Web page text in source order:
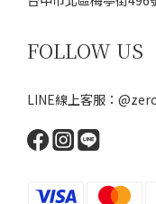
FOLLOW US
LINE線上客服：